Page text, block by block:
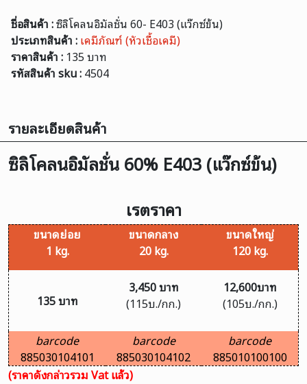
ชื่อสินค้า :ซิลิโคลนอิมัลชั่น 60- E403 (แว๊กซ์ข้น)
ประเภทสินค้า :เคมีภัณฑ์ (หัวเชื้อเคมี)
ราคาสินค้า : 135 บาท
รหัสสินค้า sku :4504
รายละเอียดสินค้า
ซิลิโคลนอิมัลชั่น 60% E403 (แว๊กซ์ข้น)
เรตราคา
ขนาดย่อย
1 kg.
ขนาดกลาง
20 kg.
ขนาดใหญ่
120 kg.
135 บาท
3,450บาท
(115บ./กก.)
12,600บาท
(105บ./กก.)
barcode
885030104101
barcode
885030104102
barcode
885010100100
(ราคาดังกล่าวรวม Vat แล้ว)